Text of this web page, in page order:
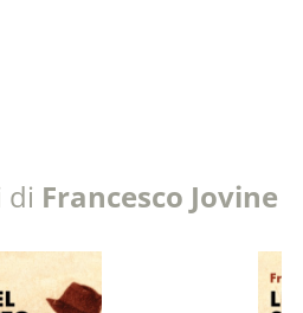
di Francesco Jovine